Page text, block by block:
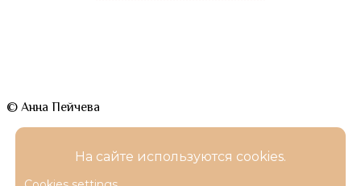
© Анна Пейчева
На сайте используются cookies.